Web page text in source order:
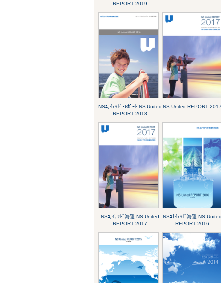
REPORT 2019
NSﾕﾅｲﾃｯﾄﾞ･ﾚﾎﾟｰﾄ NS United
REPORT 2018
NS United REPORT 2017
NSﾕﾅｲﾃｯﾄﾞ海運 NS United
REPORT 2017
NSﾕﾅｲﾃｯﾄﾞ海運 NS United
REPORT 2016